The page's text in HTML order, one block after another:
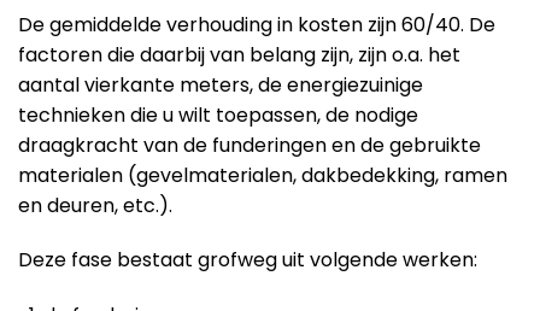
De gemiddelde verhouding in kosten zijn 60/40. De
factoren die daarbij van belang zijn, zijn o.a. het
aantal vierkante meters, de energiezuinige
technieken die u wilt toepassen, de nodige
draagkracht van de funderingen en de gebruikte
materialen (gevelmaterialen, dakbedekking, ramen
en deuren, etc.).
Deze fase bestaat grofweg uit volgende werken: